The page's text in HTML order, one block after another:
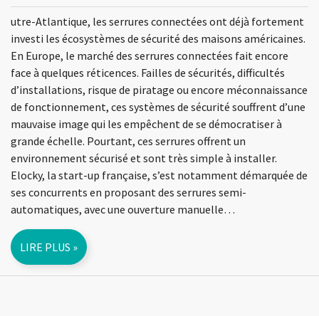
utre-Atlantique, les serrures connectées ont déjà fortement
investi les écosystèmes de sécurité des maisons américaines.
En Europe, le marché des serrures connectées fait encore
face à quelques réticences. Failles de sécurités, difficultés
d’installations, risque de piratage ou encore méconnaissance
de fonctionnement, ces systèmes de sécurité souffrent d’une
mauvaise image qui les empêchent de se démocratiser à
grande échelle. Pourtant, ces serrures offrent un
environnement sécurisé et sont très simple à installer.
Elocky, la start-up française, s’est notamment démarquée de
ses concurrents en proposant des serrures semi-
automatiques, avec une ouverture manuelle…
LIRE PLUS »